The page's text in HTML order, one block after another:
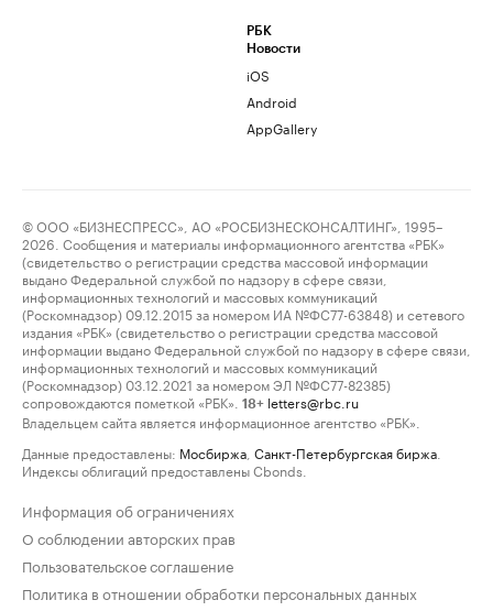
РБК
Новости
iOS
Android
AppGallery
© ООО «БИЗНЕСПРЕСС», АО «РОСБИЗНЕСКОНСАЛТИНГ», 1995–
2026. Сообщения и материалы информационного агентства «РБК»
(свидетельство о регистрации средства массовой информации
выдано Федеральной службой по надзору в сфере связи,
информационных технологий и массовых коммуникаций
(Роскомнадзор) 09.12.2015 за номером ИА №ФС77-63848) и сетевого
издания «РБК» (свидетельство о регистрации средства массовой
информации выдано Федеральной службой по надзору в сфере связи,
информационных технологий и массовых коммуникаций
(Роскомнадзор) 03.12.2021 за номером ЭЛ №ФС77-82385)
сопровождаются пометкой «РБК».
18+ letters@rbc.ru
Владельцем сайта является информационное агентство «РБК».
Данные предоставлены: Мосбиржа Санкт-Петербургская биржа
Индексы облигаций предоставлены Cbonds.
Информация об ограничениях
О соблюдении авторских прав
Пользовательское соглашение
Политика в отношении обработки персональных данных